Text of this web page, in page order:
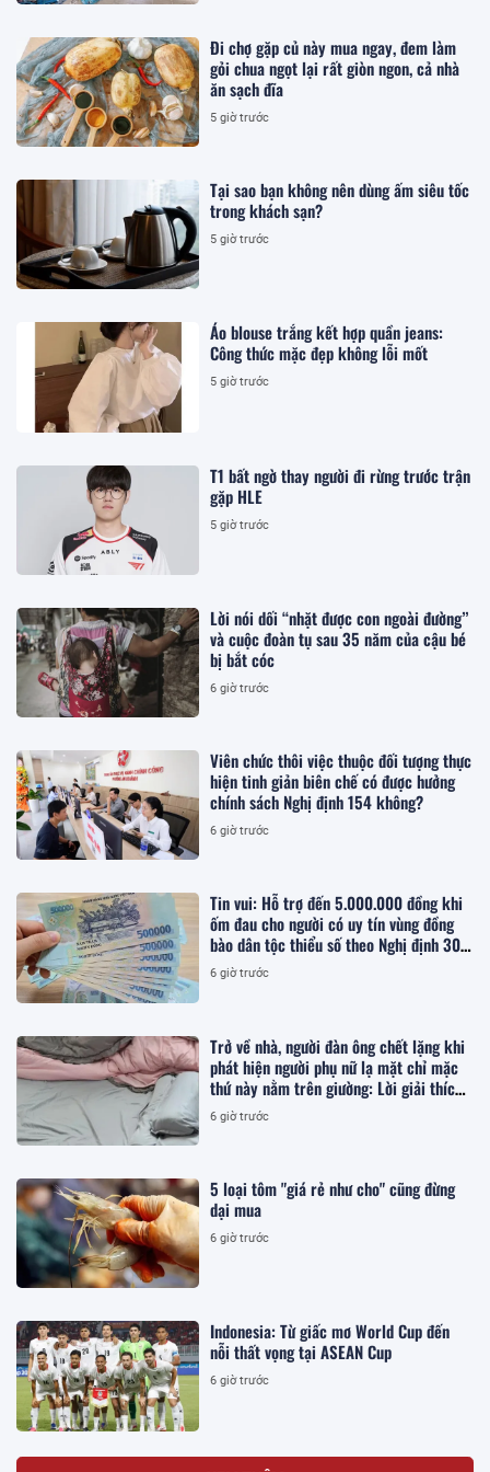
Đi chợ gặp củ này mua ngay, đem làm
gỏi chua ngọt lại rất giòn ngon, cả nhà
ăn sạch đĩa
5 giờ trước
Tại sao bạn không nên dùng ấm siêu tốc
trong khách sạn?
5 giờ trước
Áo blouse trắng kết hợp quần jeans:
Công thức mặc đẹp không lỗi mốt
5 giờ trước
T1 bất ngờ thay người đi rừng trước trận
gặp HLE
5 giờ trước
Lời nói dối “nhặt được con ngoài đường”
và cuộc đoàn tụ sau 35 năm của cậu bé
bị bắt cóc
6 giờ trước
Viên chức thôi việc thuộc đối tượng thực
hiện tinh giản biên chế có được hưởng
chính sách Nghị định 154 không?
6 giờ trước
Tin vui: Hỗ trợ đến 5.000.000 đồng khi
ốm đau cho người có uy tín vùng đồng
bào dân tộc thiểu số theo Nghị định 307,
cụ thể khi điều trị tại đâu?
6 giờ trước
Trở về nhà, người đàn ông chết lặng khi
phát hiện người phụ nữ lạ mặt chỉ mặc
thứ này nằm trên giường: Lời giải thích
khiến ai cũng bất an
6 giờ trước
5 loại tôm "giá rẻ như cho" cũng đừng
dại mua
6 giờ trước
Indonesia: Từ giấc mơ World Cup đến
nỗi thất vọng tại ASEAN Cup
6 giờ trước